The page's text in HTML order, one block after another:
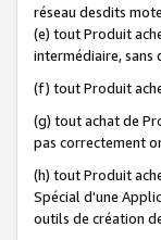
réseau desdits
(e) tout Produit
intermédiaire, sans
(f) tout Produit
(g) tout achat de
pas correctement
(h) tout Produit
Spécial d'une
outils de création